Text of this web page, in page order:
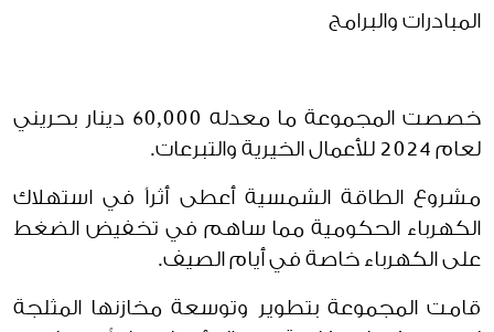
المبادرات والبرامج
خصصت المجموعة ما معدله 60,000 دينار بحريني
لعام 2024 للأعمال الخيرية والتبرعات.
مشروع الطاقة الشمسية أعطى أثراُ في استهلاك
الكهرباء الحكومية مما ساهم في تخفيض الضغط
على الكهرباء خاصة في أيام الصيف.
قامت المجموعة بتطوير وتوسعة مخازنها المثلجة